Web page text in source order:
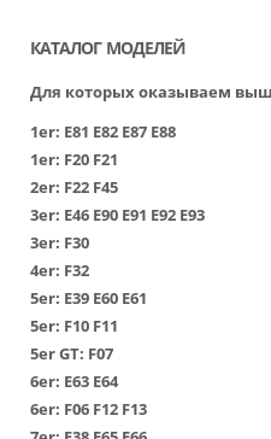
КАТАЛОГ МОДЕЛЕЙ
Для которых оказываем
1er: Е81 Е82 Е87 Е88
1er: F20 F21
2er: F22 F45
3er: Е46 Е90 Е91 Е92 Е93
3er: F30
4er: F32
5er: Е39 Е60 Е61
5er: F10 F11
5er GT: F07
6er: Е63 Е64
6er: F06 F12 F13